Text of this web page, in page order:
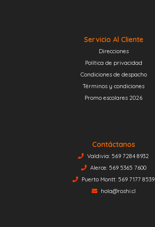
Servicio Al Cliente
Direcciones
Política de privacidad
Condiciones de despacho
Términos y condiciones
Promo escolares 2026
Contáctanos
Valdivia: 569 7284 8932
Alerce: 569 5365 7600
Puerto Montt: 569 7177 8539
hola@roshi.cl